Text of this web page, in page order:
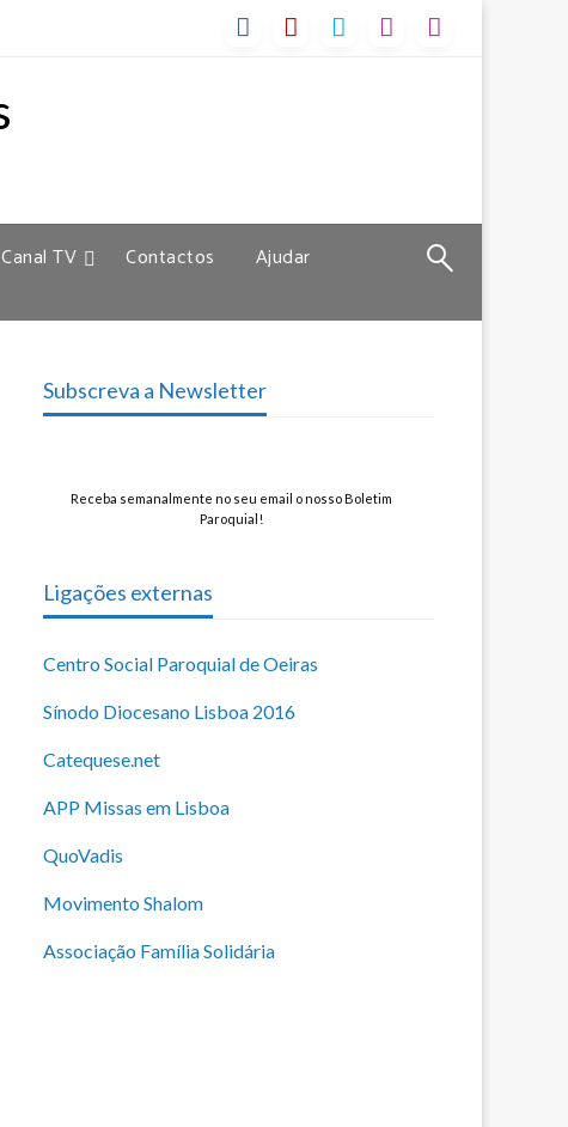
Canal TV Contactos Ajudar
Subscreva a Newsletter
Receba semanalmente no seu email o nosso Boletim
Paroquial!
Ligações externas
Centro Social Paroquial de Oeiras
Sínodo Diocesano Lisboa 2016
Catequese.net
APP Missas em Lisboa
QuoVadis
Movimento Shalom
Associação Família Solidária